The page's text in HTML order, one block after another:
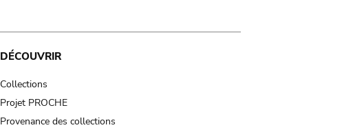
DÉCOUVRIR
Collections
Projet PROCHE
Provenance des collections